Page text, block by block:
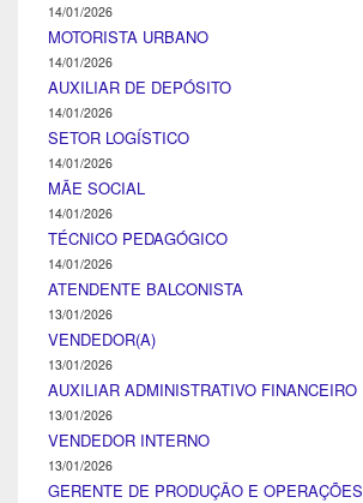
14/01/2026
MOTORISTA URBANO
14/01/2026
AUXILIAR DE DEPÓSITO
14/01/2026
SETOR LOGÍSTICO
14/01/2026
MÃE SOCIAL
14/01/2026
TÉCNICO PEDAGÓGICO
14/01/2026
ATENDENTE BALCONISTA
13/01/2026
VENDEDOR(A)
13/01/2026
AUXILIAR ADMINISTRATIVO FINANCEIRO
13/01/2026
VENDEDOR INTERNO
13/01/2026
GERENTE DE PRODUÇÃO E OPERAÇÕES